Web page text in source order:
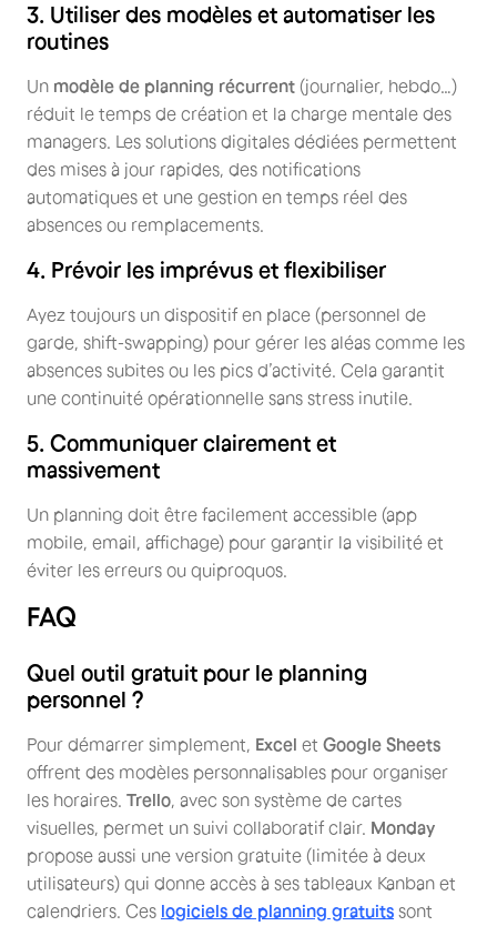
3. Utiliser des modèles et automatiser les
routines
Un modèle de planning récurrent (journalier, hebdo…)
réduit le temps de création et la charge mentale des
managers. Les solutions digitales dédiées permettent
des mises à jour rapides, des notifications
automatiques et une gestion en temps réel des
absences ou remplacements.
4. Prévoir les imprévus et flexibiliser
Ayez toujours un dispositif en place (personnel de
garde, shift-swapping) pour gérer les aléas comme les
absences subites ou les pics d’activité. Cela garantit
une continuité opérationnelle sans stress inutile.
5. Communiquer clairement et
massivement
Un planning doit être facilement accessible (app
mobile, email, affichage) pour garantir la visibilité et
éviter les erreurs ou quiproquos.
FAQ
Quel outil gratuit pour le planning
personnel ?
Pour démarrer simplement, Excel et Google Sheets
offrent des modèles personnalisables pour organiser
les horaires. Trello , avec son système de cartes
visuelles, permet un suivi collaboratif clair. Monday
propose aussi une version gratuite (limitée à deux
utilisateurs) qui donne accès à ses tableaux Kanban et
calendriers. Ces logiciels de planning gratuits sont